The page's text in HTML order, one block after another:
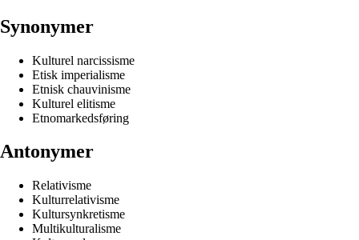
Synonymer
Kulturel narcissisme
Etisk imperialisme
Etnisk chauvinisme
Kulturel elitisme
Etnomarkedsføring
Antonymer
Relativisme
Kulturrelativisme
Kultursynkretisme
Multikulturalisme